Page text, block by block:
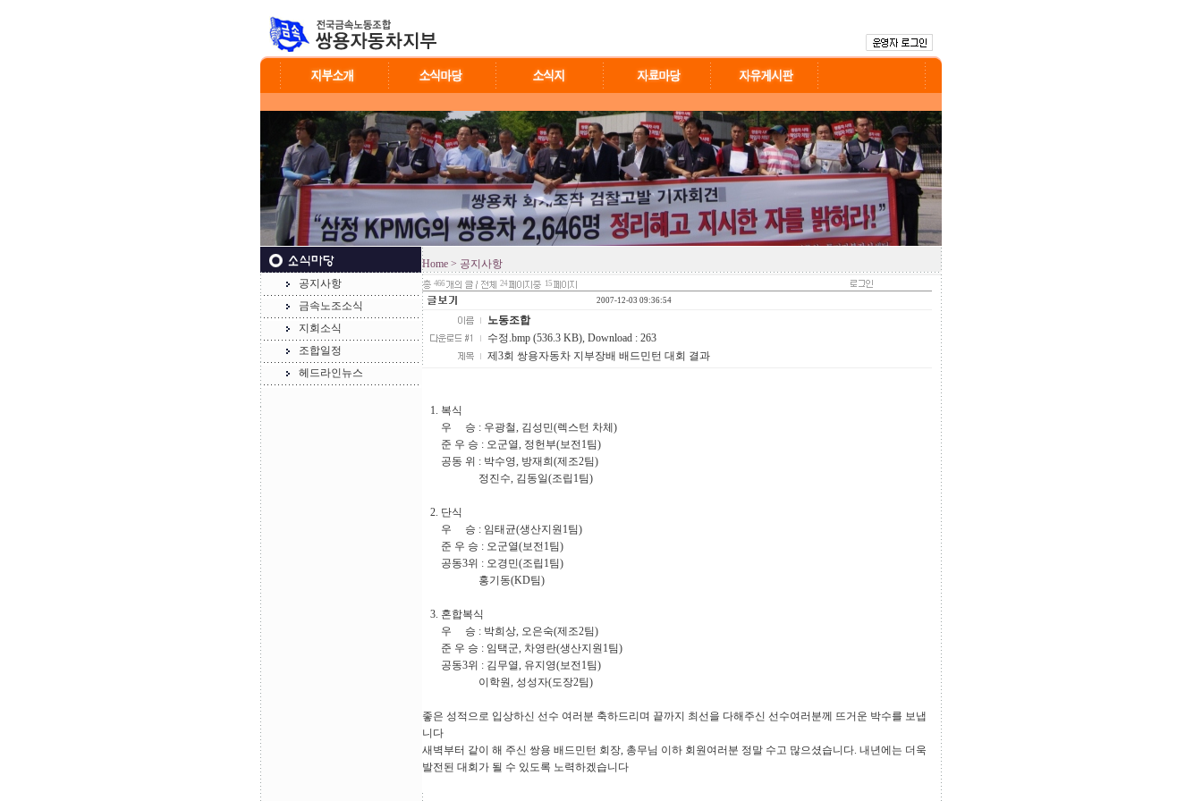
공지사항
금속노조소식
지회소식
조합일정
헤드라인뉴스
Home > 공지사항
466 24
15
2007-12-03 09:36:54
노동조합
수정.bmp (536.3 KB), Download : 263
제3회 쌍용자동차 지부장배 배드민턴 대회 결과
1. 복식
우 승 : 우광철, 김성민(렉스턴 차체)
준 우 승 : 오군열, 정헌부(보전1팀)
공동 위 : 박수영, 방재희(제조2팀)
정진수, 김동일(조립1팀)
2. 단식
우 승 : 임태균(생산지원1팀)
준 우 승 : 오군열(보전1팀)
공동3위 : 오경민(조립1팀)
홍기동(KD팀)
3. 혼합복식
우 승 : 박희상, 오은숙(제조2팀)
준 우 승 : 임택군, 차영란(생산지원1팀)
공동3위 : 김무열, 유지영(보전1팀)
이학원, 성성자(도장2팀)
좋은 성적으로 입상하신 선수 여러분 축하드리며 끝까지 최선을 다해주신 선수여러분께 뜨거운 박수를 보냅
니다
새벽부터 같이 해 주신 쌍용 배드민턴 회장, 총무님 이하 회원여러분 정말 수고 많으셨습니다. 내년에는 더욱
발전된 대회가 될 수 있도록 노력하겠습니다